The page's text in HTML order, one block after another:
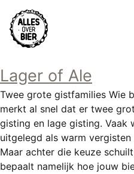
Overslaan
en
naar
gaan
Hoofdnavigatie
Lager of Ale
Twee grote gistfamilies Wie
merkt al snel dat er twee
gisting en lage gisting. Vaak
uitgelegd als warm
Maar achter die keuze
bepaalt namelijk hoe jouw